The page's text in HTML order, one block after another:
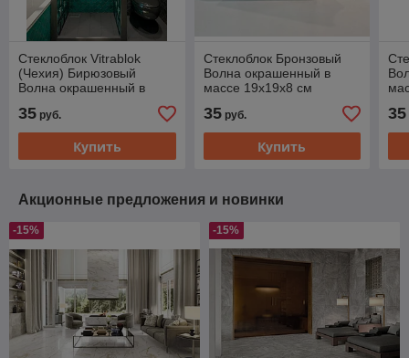
Cтеклоблок Vitrablok
(Чехия) Бирюзовый
Волна окрашенный в
35 руб.
Купить
Cтеклоблок Бронзовый
Волна окрашенный в
массе 19х19х8 см
35руб.
Купить
35
Акционные предложения и новинки
-15% -15%